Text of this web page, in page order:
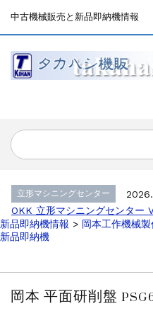
中古機械販売と新品即納機情報
森精機 立形マシニングセンター
立形マシニングセンター
立形マシニングセンター
OKK 立形マシニングセンター
販売 買取
2026.6.29
ブラザー SPEEDIO W1000Xd...
その他の工作機械
2026.5.19
新品即納機情報 > 岡本工作機械
新品即納機
岡本 平面研削盤